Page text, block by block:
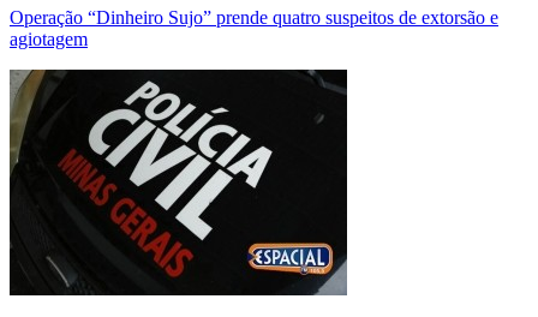
Operação “Dinheiro Sujo” prende quatro suspeitos de extorsão e
agiotagem